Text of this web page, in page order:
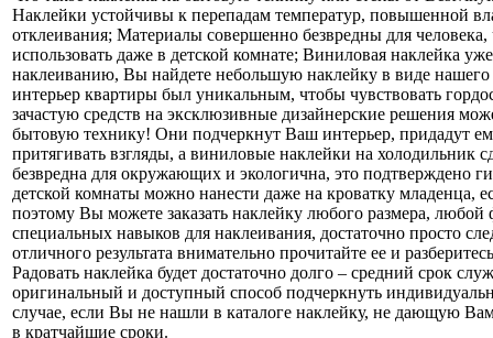
Наклейки устойчивы к перепадам температур, повышенной
отклеивания; Материалы совершенно безвредны для
использовать даже в детской комнате; Виниловая наклейка
наклеиванию, Вы найдете небольшую наклейку в виде нашего
интерьер квартиры был уникальным, чтобы чувствовать
зачастую средств на эксклюзивные дизайнерские решения
бытовую технику! Они подчеркнут Ваш интерьер, придадут
притягивать взгляды, а виниловые наклейки на
безвредна для окружающих и экологична, это подтверждено
детской комнаты можно нанести даже на кроватку младенца,
поэтому Вы можете заказать наклейку любого размера,
специальных навыков для наклеивания, достаточно просто
отличного результата внимательно прочитайте ее и
Радовать наклейка будет достаточно долго – средний срок
оригинальный и доступный способ подчеркнуть
случае, если Вы не нашли в каталоге наклейку, не дающую
в кратчайшие сроки.